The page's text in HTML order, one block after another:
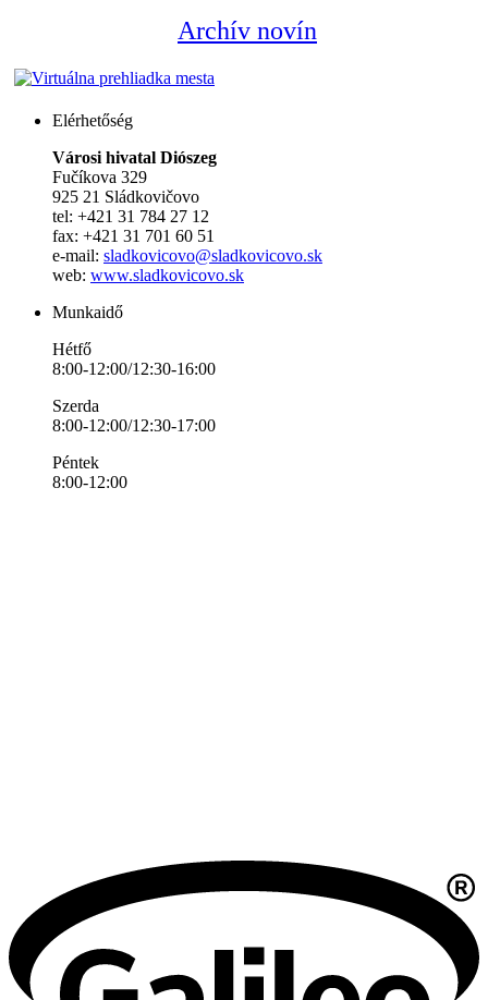
Archív novín
Elérhetőség
Városi hivatal Diószeg
Fučíkova 329
925 21 Sládkovičovo
tel: +421 31 784 27 12
fax: +421 31 701 60 51
e-mail: sladkovicovo@sladkovicovo.sk
web: www.sladkovicovo.sk
Munkaidő
Hétfő
8:00-12:00/12:30-16:00
Szerda
8:00-12:00/12:30-17:00
Péntek
8:00-12:00